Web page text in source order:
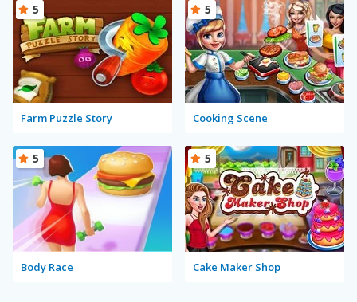
Farm Puzzle Story
5
Cooking Scene
5
Body Race
5
Cake Maker Shop
5